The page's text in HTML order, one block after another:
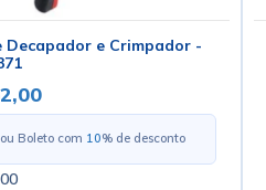
Decapador e Crimpador -
Boleto com 10% de desconto